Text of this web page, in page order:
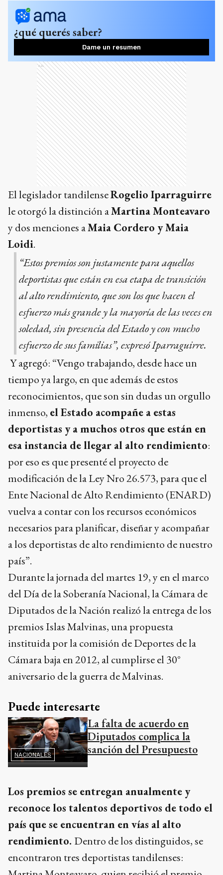
¿qué querés saber?
Dame un resumen
Ads
El legislador tandilenseRogelio Iparraguirre
le otorgó la distinción aMartina Monteavaro
y dos menciones aMaia Cordero y Maia
Loidi.
“Estos premios son justamente para aquellos
deportistas que están en esa etapa de transición
al alto rendimiento, que son los que hacen el
esfuerzo más grande y la mayoría de las veces en
soledad, sin presencia del Estado y con mucho
esfuerzo de sus familias”, expresó Iparraguirre.
Y agregó: “Vengo trabajando, desde hace un
tiempo ya largo, en que además de estos
reconocimientos, que son sin dudas un orgullo
inmenso, el Estado acompañe a estas
deportistas y a muchos otros que están en
esa instancia de llegar al alto rendimiento:
por eso es que presenté el proyecto de
modificación de la Ley Nro 26.573, para que el
Ente Nacional de Alto Rendimiento (ENARD)
vuelva a contar con los recursos económicos
necesarios para planificar, diseñar y acompañar
a los deportistas de alto rendimiento de nuestro
país”.
Durante la jornada del martes 19, y en el marco
del Día de la Soberanía Nacional, la Cámara de
Diputados de la Nación realizó la entrega de los
premios Islas Malvinas, una propuesta
instituida por la comisión de Deportes de la
Cámara baja en 2012, al cumplirse el 30°
aniversario de la guerra de Malvinas.
Puede interesarte
NACIONALES
La falta de acuerdo en
Diputados complica la
sanción del Presupuesto
Los premios se entregan anualmente y
reconoce los talentos deportivos de todo el
país que se encuentran en vías al alto
rendimiento. Dentro de los distinguidos, se
encontraron tres deportistas tandilenses: